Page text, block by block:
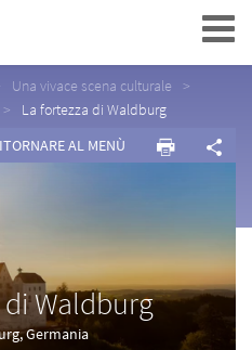
Navigation
Una vivace scena culturale
La fortezza di Waldburg
AL MENÙ
Waldburg
Germania